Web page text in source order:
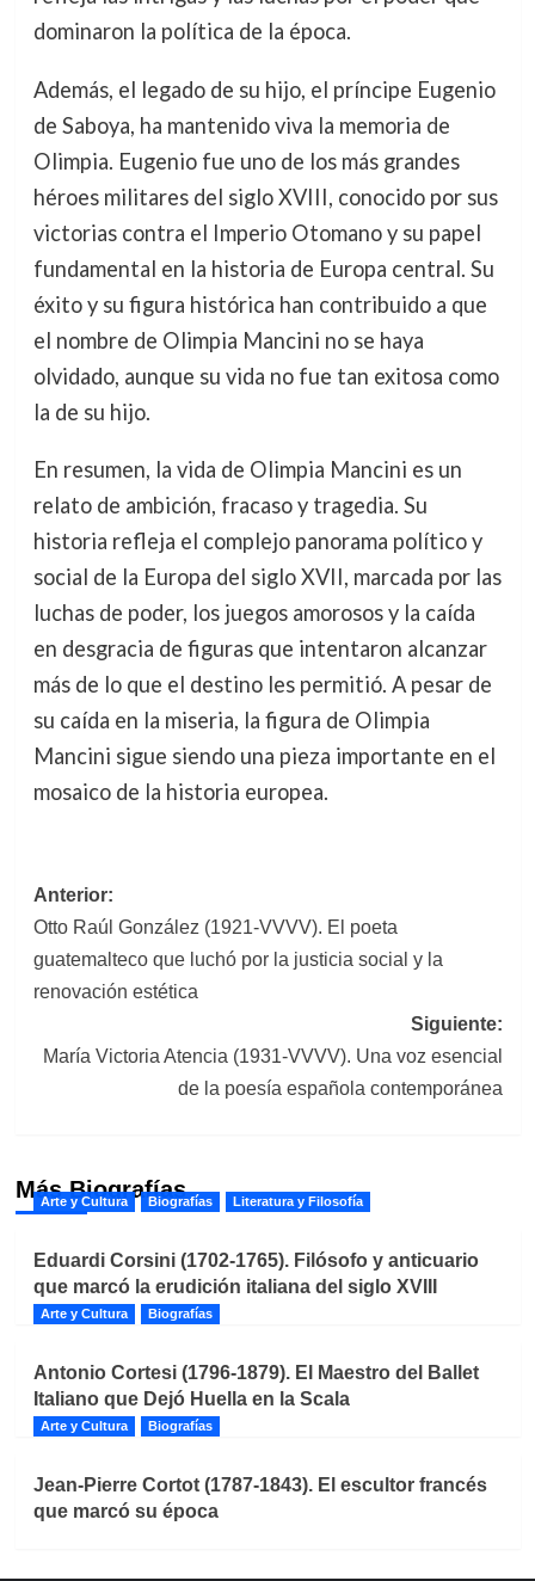
dominaron la política de la época.
Además, el legado de su hijo, el príncipe Eugenio
de Saboya, ha mantenido viva la memoria de
Olimpia. Eugenio fue uno de los más grandes
héroes militares del siglo XVIII, conocido por sus
victorias contra el Imperio Otomano y su papel
fundamental en la historia de Europa central. Su
éxito y su figura histórica han contribuido a que
el nombre de Olimpia Mancini no se haya
olvidado, aunque su vida no fue tan exitosa como
la de su hijo.
En resumen, la vida de Olimpia Mancini es un
relato de ambición, fracaso y tragedia. Su
historia refleja el complejo panorama político y
social de la Europa del siglo XVII, marcada por las
luchas de poder, los juegos amorosos y la caída
en desgracia de figuras que intentaron alcanzar
más de lo que el destino les permitió. A pesar de
su caída en la miseria, la figura de Olimpia
Mancini sigue siendo una pieza importante en el
mosaico de la historia europea.
Navegación
de
entradas
Anterior:
Otto Raúl González (1921-VVVV). El poeta
guatemalteco que luchó por la justicia social y la
renovación estética
Siguiente:
María Victoria Atencia (1931-VVVV). Una voz esencial
de la poesía española contemporánea
Más Biografías
Arte y Cultura Biografías Literatura y Filosofía
Eduardi Corsini (1702-1765). Filósofo y anticuario
que marcó la erudición italiana del siglo XVIII
Arte y Cultura Biografías
Antonio Cortesi (1796-1879). El Maestro del Ballet
Italiano que Dejó Huella en la Scala
Arte y Cultura Biografías
Jean-Pierre Cortot (1787-1843). El escultor francés
que marcó su época